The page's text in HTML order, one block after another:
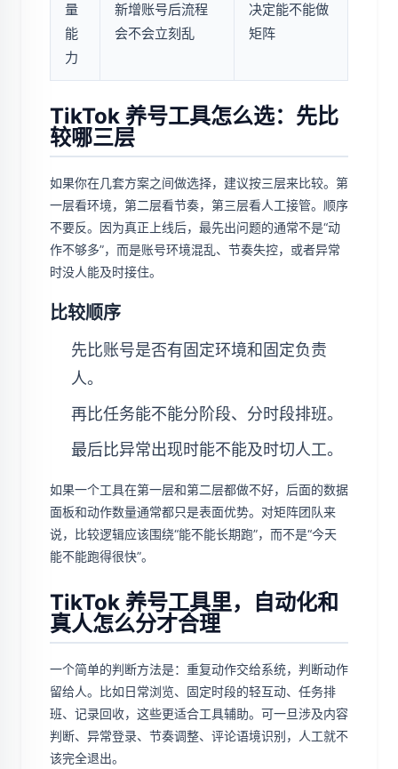
量
能
力
新增账号后流程
会不会立刻乱
决定能不能做
矩阵
TikTok 养号工具怎么选：先比
较哪三层
如果你在几套方案之间做选择，建议按三层来比较。第
一层看环境，第二层看节奏，第三层看人工接管。顺序
不要反。因为真正上线后，最先出问题的通常不是“动
作不够多”，而是账号环境混乱、节奏失控，或者异常
时没人能及时接住。
比较顺序
先比账号是否有固定环境和固定负责
人。
再比任务能不能分阶段、分时段排班。
最后比异常出现时能不能及时切人工。
如果一个工具在第一层和第二层都做不好，后面的数据
面板和动作数量通常都只是表面优势。对矩阵团队来
说，比较逻辑应该围绕“能不能长期跑”，而不是“今天
能不能跑得很快”。
TikTok 养号工具里，自动化和
真人怎么分才合理
一个简单的判断方法是：重复动作交给系统，判断动作
留给人。比如日常浏览、固定时段的轻互动、任务排
班、记录回收，这些更适合工具辅助。可一旦涉及内容
判断、异常登录、节奏调整、评论语境识别，人工就不
该完全退出。